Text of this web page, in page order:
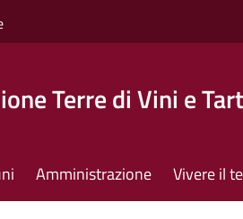
Terre di Vini e
Amministrazione Vivere il